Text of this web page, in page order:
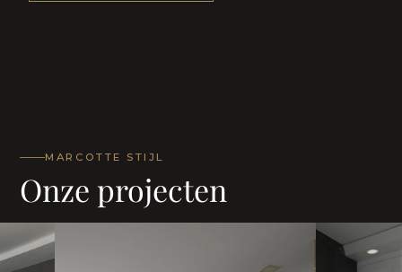
MARCOTTE STIJL
Onze projecten